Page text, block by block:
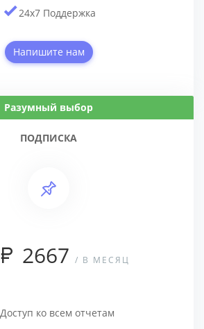
24x7 Поддержка
Напишите нам
Разумный выбор
ПОДПИСКА
2667 / В МЕСЯЦ
Доступ ко всем отчетам